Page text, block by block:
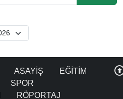
ASAYİŞ
EĞİTİM
SPOR
RÖPORTAJ